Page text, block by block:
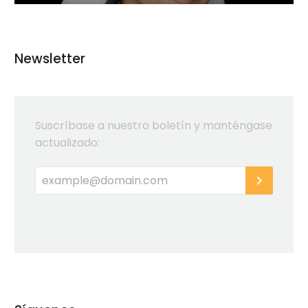
Newsletter
Suscríbase a nuestro boletín y manténgase
actualizado: